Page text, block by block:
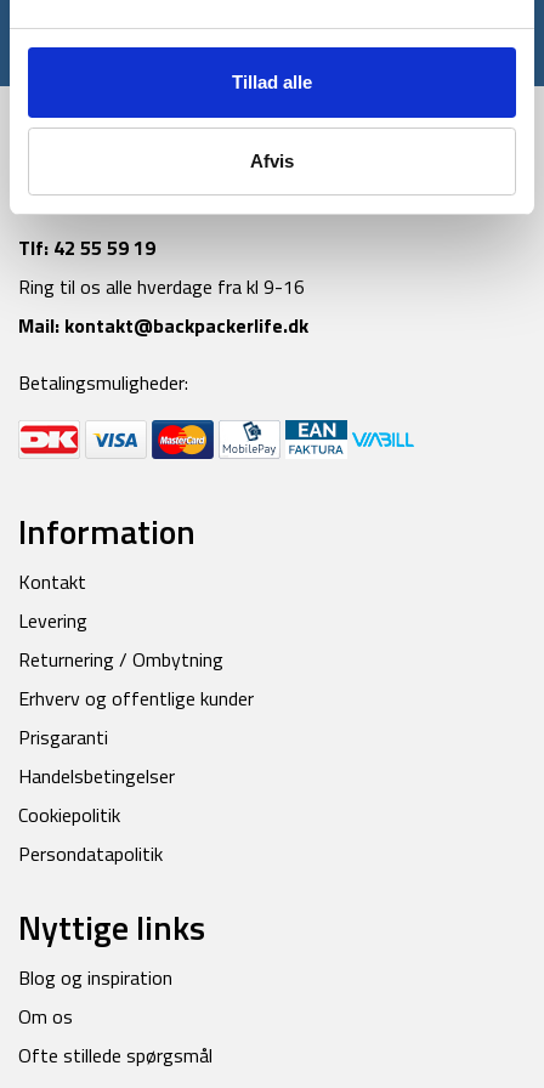
Tillad alle
Afvis
*Gælder ikke allerede nedsatte varer
Tlf: 42 55 59 19
Ring til os alle hverdage fra kl 9-16
Mail: kontakt@backpackerlife.dk
Betalingsmuligheder:
Information
Kontakt
Levering
Returnering / Ombytning
Erhverv og offentlige kunder
Prisgaranti
Handelsbetingelser
Cookiepolitik
Persondatapolitik
Nyttige links
Blog og inspiration
Om os
Ofte stillede spørgsmål